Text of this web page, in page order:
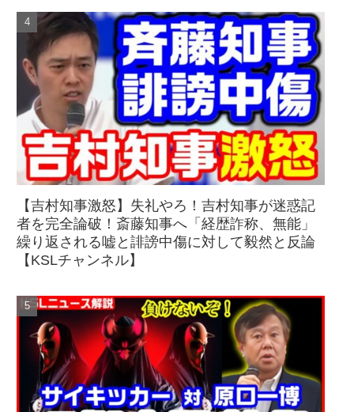
【吉村知事激怒】失礼やろ！吉村知事が迷惑記
者を完全論破！斎藤知事へ「経歴詐称、無能」
繰り返される嘘と誹謗中傷に対して毅然と反論
【KSLチャンネル】